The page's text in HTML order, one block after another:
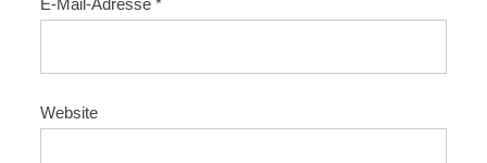
Website